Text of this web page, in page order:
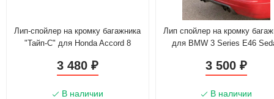
Лип-спойлер на кромку багажника
"Тайп-С" для Honda Accord 8
3 480 ₽
В наличии
Лип спойлер на кромку
для BMW 3 Series E46
3 500₽
В наличии